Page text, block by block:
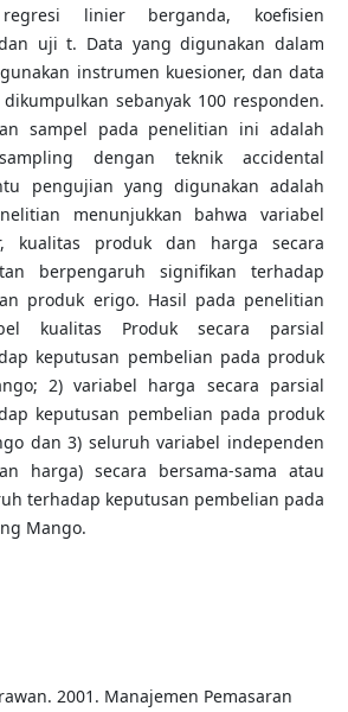
regresi linier berganda, koefisien
uji t. Data yang digunakan dalam
instrumen kuesioner, dan data
sebanyak 100 responden.
sampel pada penelitian ini adalah
dengan teknik accidental
pengujian yang digunakan adalah
menunjukkan bahwa variabel
kualitas produk dan harga secara
berpengaruh signifikan terhadap
produk erigo. Hasil pada penelitian
kualitas Produk secara parsial
keputusan pembelian pada produk
2) variabel harga secara parsial
keputusan pembelian pada produk
dan 3) seluruh variabel independen
harga) secara bersama-sama atau
terhadap keputusan pembelian pada
Mango.
2001. Manajemen Pemasaran